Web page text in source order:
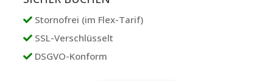
Stornofrei (im Flex-Tarif)
SSL-Verschlüsselt
DSGVO-Konform